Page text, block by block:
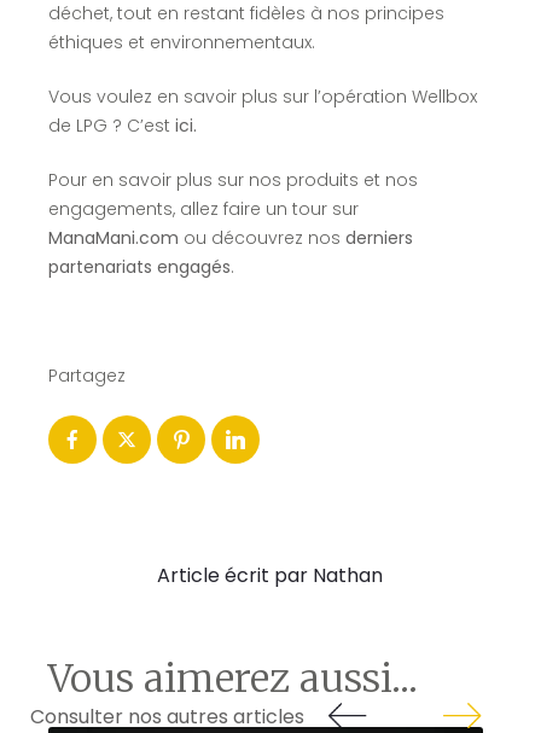
déchet, tout en restant fidèles à nos principes
éthiques et environnementaux.
Vous voulez en savoir plus sur l’opération Wellbox
de LPG ? C’est ici.
Pour en savoir plus sur nos produits et nos
engagements, allez faire un tour sur
ManaMani.com ou découvrez nos derniers
partenariats engagés.
Partagez
Article écrit par Nathan
Vous aimerez aussi...
Consulter nos autres articles